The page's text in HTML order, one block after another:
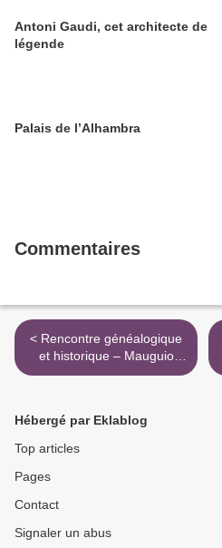
Antoni Gaudi, cet architecte de
légende
Palais de l’Alhambra
Commentaires
< Rencontre généalogique
et historique – Mauguio
(34)
Hébergé par Eklablog
Top articles
Pages
Contact
Signaler un abus